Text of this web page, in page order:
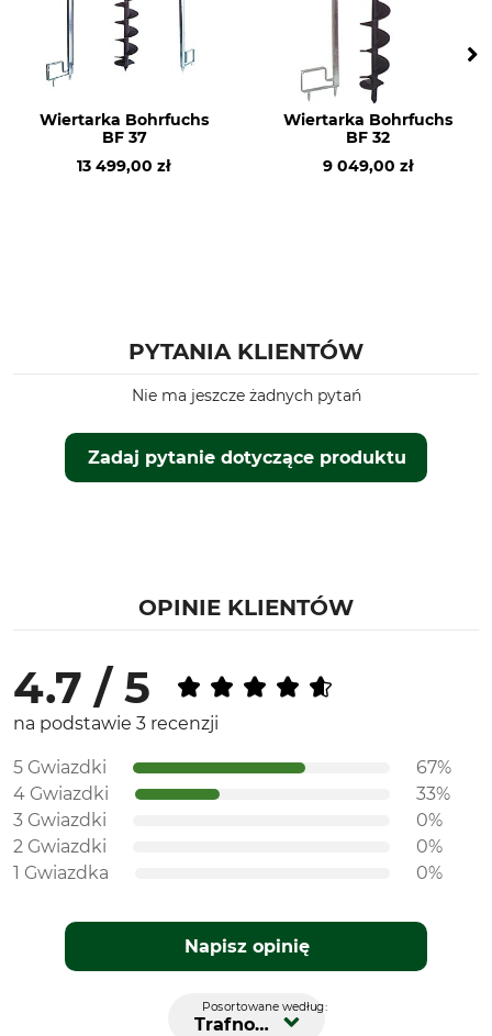
Wiertarka Bohrfuchs
BF 37
13 499,00 zł
Wiertarka Bohrfuchs
BF 32
9 049,00 zł
PYTANIA KLIENTÓW
Zadaj pytanie dotyczące produktu
Nie ma jeszcze żadnych pytań
OPINIE KLIENTÓW
4.7 / 5
na podstawie 3 recenzji
5 Gwiazdki
67%
4 Gwiazdki
33%
3 Gwiazdki
0%
2 Gwiazdki
0%
1 Gwiazdka
0%
Napisz opinię
Posortowane według:
Trafność